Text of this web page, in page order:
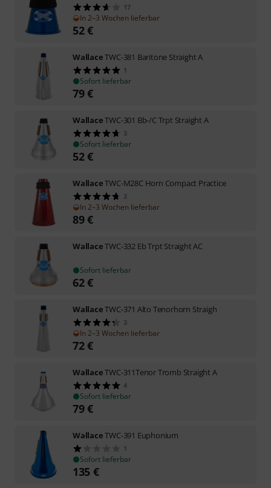
17
In 2–3 Wochen lieferbar
52€
WallaceTWC-381 Baritone Straight A
1
Sofort lieferbar
79€
WallaceTWC-301 Bb-/C Trpt Straight A
3
Sofort lieferbar
52€
WallaceTWC-M28C Horn Compact Practice
3
In 2–3 Wochen lieferbar
89€
WallaceTWC-332 Eb Trpt Straight AC
Sofort lieferbar
62€
WallaceTWC-371 Alto Tenorhorn Straigh
3
In 2–3 Wochen lieferbar
72€
WallaceTWC-311Tenor Tromb Straight A
4
Sofort lieferbar
79€
WallaceTWC-391 Euphonium
1
Sofort lieferbar
135 €